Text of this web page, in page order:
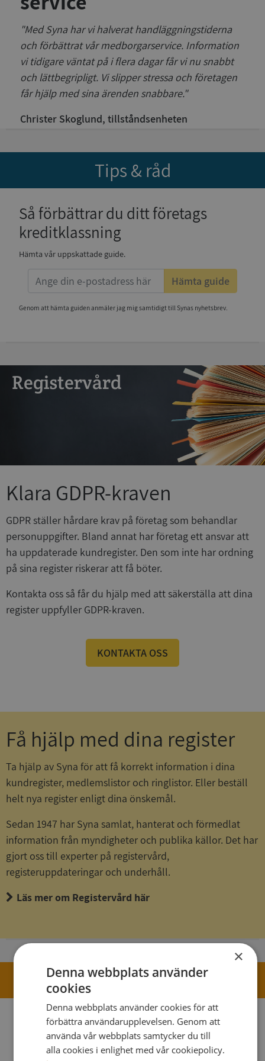
"Med Syna har vi halverat handläggningstiderna
och förbättrat vår medborgarservice. Information
vi tidigare väntat på i flera dagar får vi nu snabbt
och lättbegripligt. Vi slipper stressa och företagen
får hjälp med sina ärenden snabbare."
Christer Skoglund, tillståndsenheten
Tips & råd
Så förbättrar du ditt företags
kreditklassning
Hämta vår uppskattade guide.
Hämta guide
Genom att hämta guiden anmäler jag mig samtidigt till Synas nyhetsbrev.
Registervård
Klara GDPR-kraven
GDPR ställer hårdare krav på företag som behandlar
personuppgifter. Bland annat har företag ett ansvar att
ha uppdaterade kundregister. Den som inte har ordning
på sina register riskerar att få böter.
Kontakta oss så får du hjälp med att säkerställa att dina
register uppfyller GDPR-kraven.
KONTAKTA OSS
Få hjälp med dina register
Ta hjälp av Syna för att få korrekt information i dina
kundregister, medlemslistor och ringlistor. Eller beställ
helt nya register enligt dina önskemål.
Sedan 1947 har Syna samlat, hanterat och förmedlat
information från myndigheter och publika källor. Det har
gjort oss till experter på registervård,
registeruppdateringar och underhåll.
Läs mer om Registervård här
Nyhetsbrev
Gå med i Synas nyhetsbrev här
×
Denna webbplats använder
cookies
Denna webbplats använder cookies för att
förbättra användarupplevelsen. Genom att
använda vår webbplats samtycker du till
alla cookies i enlighet med vår cookiepolicy.